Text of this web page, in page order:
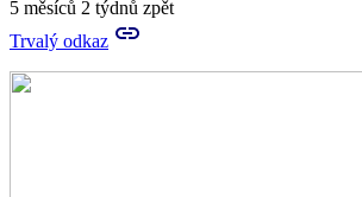
5 měsíců 2 týdnů zpět
Trvalý odkaz